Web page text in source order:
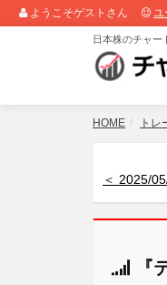
ようこそゲストさん ユ
日本株のチャー
HOME トレ
＜ 2025/
『